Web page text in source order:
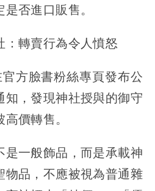
否進口販售。
轉賣行為令人憤怒
方臉書粉絲專頁發布公
知，發現神社授與的御守
價轉售。
是一般飾品，而是承載神
物品，不應被視為普通雜